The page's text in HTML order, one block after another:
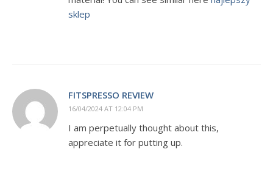
sklep
FITSPRESSO REVIEW
16/04/2024 AT 12:04 PM
I am perpetually thought about this,
appreciate it for putting up.